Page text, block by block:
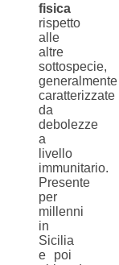
fisica
rispetto
alle
altre
sottospecie,
generalmente
caratterizzate
da
debolezze
a
livello
immunitario.
Presente
per
millenni
in
Sicilia
e poi